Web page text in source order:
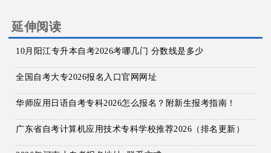
延伸阅读
10月阳江专升本自考2026考哪几门 分数线是多少
全国自考大专2026报名入口官网网址
华师应用日语自考专科2026怎么报名？附新生报考指南！
广东省自考计算机应用技术专科学校推荐2026（排名更新）